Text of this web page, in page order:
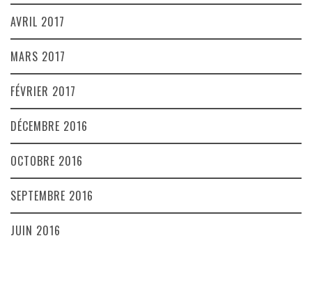
AVRIL 2017
MARS 2017
FÉVRIER 2017
DÉCEMBRE 2016
OCTOBRE 2016
SEPTEMBRE 2016
JUIN 2016